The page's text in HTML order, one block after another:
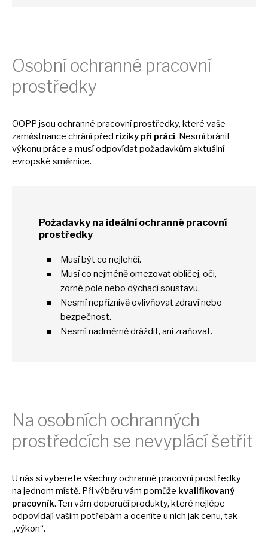
Osobní ochranné pracovní
prostředky
OOPP jsou ochranné pracovní prostředky, které vaše
zaměstnance chrání před riziky při práci. Nesmí bránit
výkonu práce a musí odpovídat požadavkům aktuální
evropské směrnice.
Požadavky na ideální ochranné pracovní
prostředky
Musí býtco nejlehčí.
Musíco nejméně omezovat obličej, oči,
zorné pole nebo dýchací soustavu.
Nesmí nepříznivě ovlivňovat zdraví nebo
bezpečnost.
Nesmí nadměrně dráždit, ani zraňovat.
Na osobních ochranných
prostředcích se nevyplácí šetřit
U nás si vyberete všechny ochranné pracovní prostředky
na jednom místě. Při výběru vám pomůže kvalifikovaný
pracovník. Ten vám doporučí produkty, které nejlépe
odpovídají vašim potřebám a oceníte u nich jak cenu, tak
„výkon“.